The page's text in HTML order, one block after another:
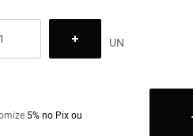
UN
5% no Pix ou